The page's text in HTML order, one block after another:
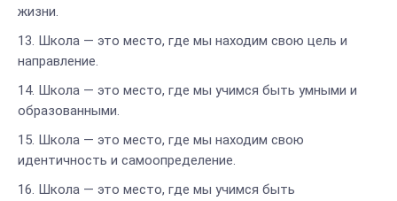
жизни.
Школа — это место, где мы находим свою цель и
направление.
Школа — это место, где мы учимся быть умными и
образованными.
Школа — это место, где мы находим свою
идентичность и самоопределение.
Школа — это место, где мы учимся быть